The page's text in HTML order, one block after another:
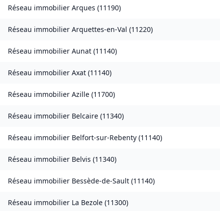
Réseau immobilier Arques (11190)
Réseau immobilier Arquettes-en-Val (11220)
Réseau immobilier Aunat (11140)
Réseau immobilier Axat (11140)
Réseau immobilier Azille (11700)
Réseau immobilier Belcaire (11340)
Réseau immobilier Belfort-sur-Rebenty (11140)
Réseau immobilier Belvis (11340)
Réseau immobilier Bessède-de-Sault (11140)
Réseau immobilier La Bezole (11300)